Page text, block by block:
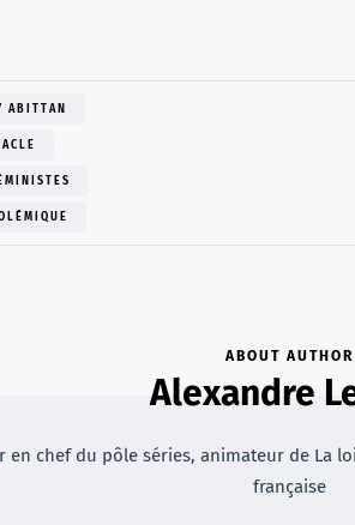
ABITTAN
ABOUT AUTHOR
Alexandre
en chef du pôle séries, animateur de La
française